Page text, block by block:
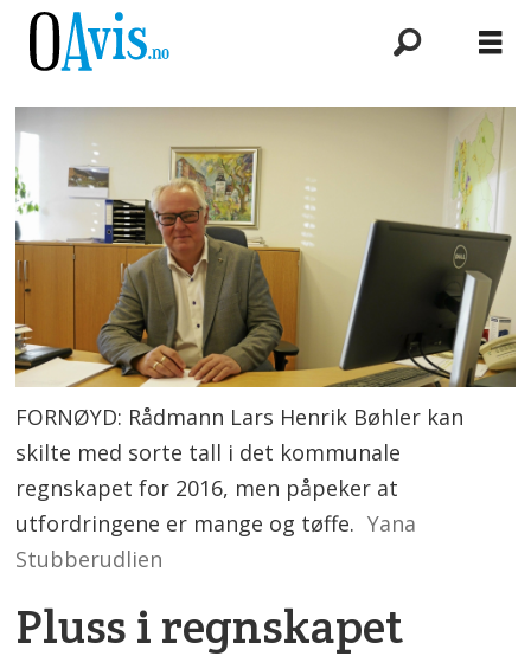
FORNØYD: Rådmann Lars Henrik Bøhler kan
skilte med sorte tall i det kommunale
regnskapet for 2016, men påpeker at
utfordringene er mange og tøffe. Yana
Stubberudlien
Pluss i regnskapet